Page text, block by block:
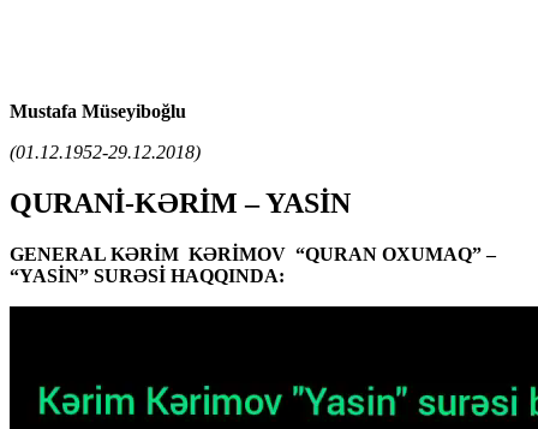
Mustafa Müseyiboğlu
(01.12.1952-29.12.2018)
QURANİ-KƏRİM – YASİN
GENERAL KƏRİM KƏRİMOV “QURAN OXUMAQ” –
“YASİN” SURƏSİ HAQQINDA: